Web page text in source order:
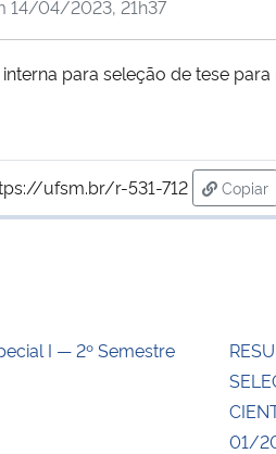
14/04/2023, 21h37
para seleção de tese para
ufsm.br/r-531-712
Copiar
para
I — 2º Semestre
01/